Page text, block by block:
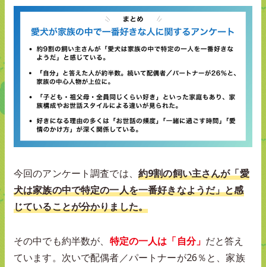
今回のアンケート調査では、 約9割の飼い主さんが「愛
犬は家族の中で特定の一人を一番好きなようだ」と感
じていることが分かりました。
その中でも約半数が、 特定の一人は「自分」 だと答え
ています。次いで配偶者／パートナーが26％と、家族